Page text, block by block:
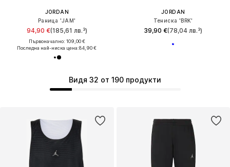
JORDAN
Раница 'JAM'
94,90 €(185,61 лв.³)
Първоначално: 109,00 €
Последна най-ниска цена:84,90 €
JORDAN
Тениска 'BRK'
39,90 €(78,04 лв.³)
Видя 32 от 190 продукти